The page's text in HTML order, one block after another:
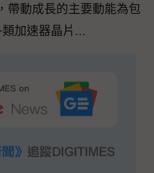
帶動成長的主要動能為包
加速器晶片...